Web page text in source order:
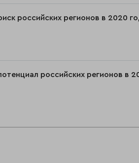
российских регионов в 2020
российских регионов в